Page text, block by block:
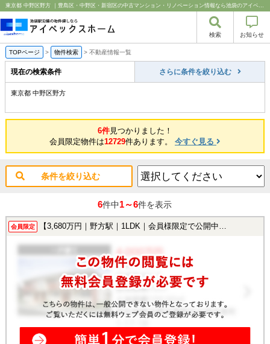
東京都 中野区野方 ｜豊島区・中野区・新宿区の中古マンション・リノベーション情報なら池袋のアイベックスホーム！
検索 お知らせ
TOPページ > 物件検索 > 不動産情報一覧
現在の検索条件 さらに条件を絞り込む
東京都 中野区野方
6件見つかりました！
会員限定物件は12729件あります。 今すぐ見る
条件を絞り込む
6件中1～6件を表示
会員限定 【3,680万円｜野方駅｜1LDK｜会員様限定で公開中！】